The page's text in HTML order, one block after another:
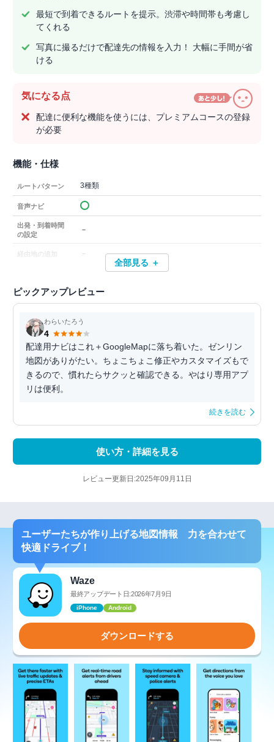
最短で到着できるルートを提示。渋滞や時間帯も考慮し
てくれる
写真に撮るだけで配達先の情報を入力！ 大幅に手間が省
ける
気になる点
配達に便利な機能を使うには、プレミアムコースの登録
が必要
機能・仕様
ルートパターン 3種類
音声ナビ
出発・到着時間
の設定
－
－
全部見る ＋
ピックアップレビュー
わらいたろう
4
配達用ナビはこれ＋GoogleMapに落ち着いた。ゼンリン
地図がありがたい。ちょこちょこ修正やカスタマイズもで
きるので、慣れたらサクッと確認できる。やはり専用アプ
リは便利。
続きを読む
使い方・詳細を見る
レビュー更新日:2025年09月11日
ユーザーたちが作り上げる地図情報 力を合わせて
快適ドライブ！
Waze
最終アップデート日:2026年7月9日
iPhone Android
ダウンロードする